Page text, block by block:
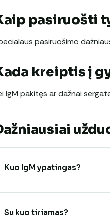
pasiruošti
pasiruošimo
kreiptis į
IgM pakitęs ar dažnai
Kuo IgM ypatingas?
Su kuo tiriamas?